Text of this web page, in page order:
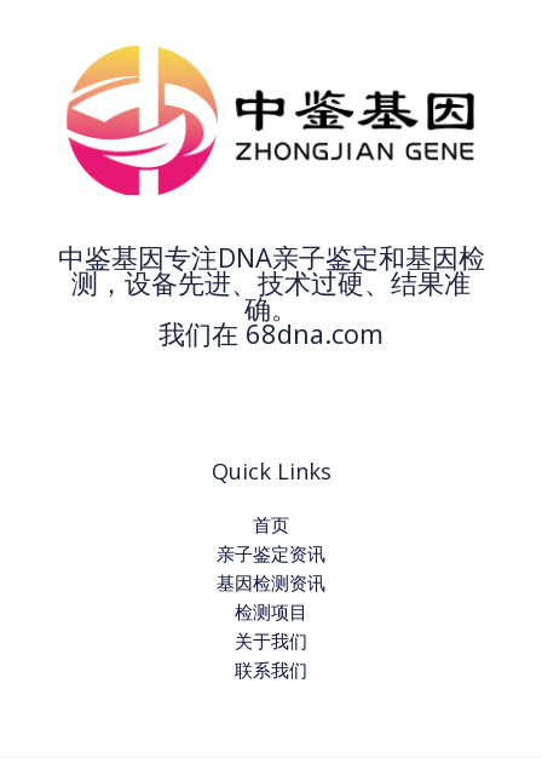
中鉴基因专注DNA亲子鉴定和基因检
测，设备先进、技术过硬、结果准
确。
我们在 68dna.com
Quick Links
首页
亲子鉴定资讯
基因检测资讯
检测项目
关于我们
联系我们